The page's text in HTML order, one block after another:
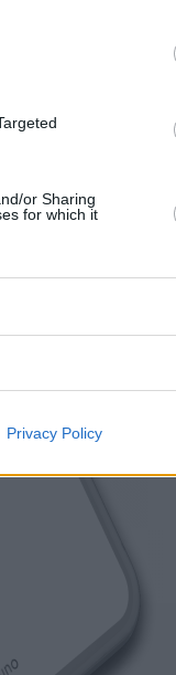
or Sharing
for which it
Privacy Policy